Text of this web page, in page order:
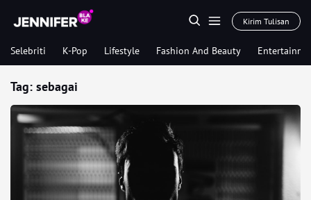
Kirim Tulisan
Selebriti K-Pop Lifestyle Fashion And Beauty
Tag: sebagai